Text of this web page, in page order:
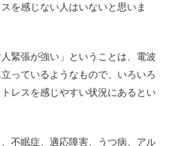
を感じない人はいないと思いま
緊張が強い」ということは、電波
っているようなもので、いろいろ
レスを感じやすい状況にあるとい
不眠症、適応障害、うつ病、アル